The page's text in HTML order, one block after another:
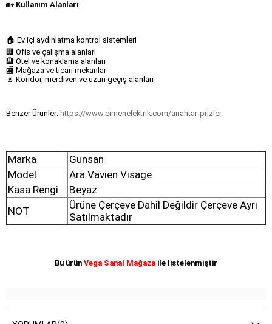
🏡 Kullanım Alanları
🏠 Ev içi aydınlatma kontrol sistemleri
🏢 Ofis ve çalışma alanları
🏨 Otel ve konaklama alanları
🏬 Mağaza ve ticari mekanlar
🚪 Koridor, merdiven ve uzun geçiş alanları
Benzer Ürünler: https://www.cimenelektrik.com/anahtar-prizler
Marka
Günsan
Model
Ara Vavien Visage
Kasa Rengi
Beyaz
NOT
Ürüne Çerçeve Dahil Değildir Çerçeve Ayrı
Satılmaktadır
Bu ürün Vega Sanal Mağaza ile listelenmiştir